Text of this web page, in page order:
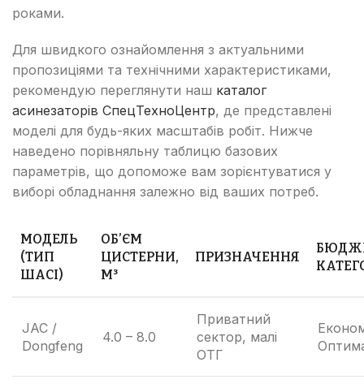
роками.
Для швидкого ознайомлення з актуальними
пропозиціями та технічними характеристиками,
рекомендую переглянути наш каталог
асинезаторів СпецТехноЦентр, де представлені
моделі для будь-яких масштабів робіт. Нижче
наведено порівняльну таблицю базових
параметрів, що допоможе вам зорієнтуватися у
виборі обладнання залежно від ваших потреб.
МОДЕЛЬ
(ТИП
ШАСІ)
ОБ’ЄМ
ЦИСТЕРНИ,
М³
ПРИЗНАЧЕННЯ
JAC /
Dongfeng
4.0 – 8.0
Приватний
сектор, малі
ОТГ